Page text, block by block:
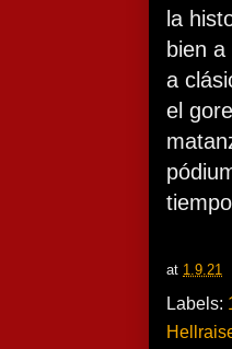
la
bien
a
el
at 1.9.21
Labels: